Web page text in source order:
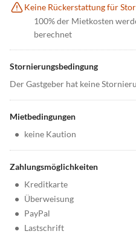
Keine Rückerstattung für
100% der Mietkosten
berechnet
Stornierungsbedingung
Der Gastgeber hat keine
Mietbedingungen
• keine Kaution
Zahlungsmöglichkeiten
• Kreditkarte
• Überweisung
• PayPal
• Lastschrift